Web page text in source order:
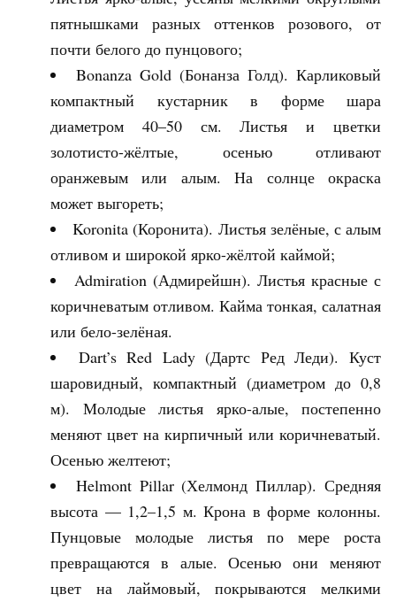
пятнышками разных оттенков розового, от
почти белого до пунцового;
Bonanza Gold (Бонанза Голд). Карликовый
компактный кустарник в форме шара
диаметром 40–50 см. Листья и цветки
золотисто-жёлтые, осенью отливают
оранжевым или алым. На солнце окраска
может выгореть;
Koronita (Коронита). Листья зелёные, с алым
отливом и широкой ярко-жёлтой каймой;
Admiration (Адмирейшн). Листья красные с
коричневатым отливом. Кайма тонкая, салатная
или бело-зелёная.
Dart’s Red Lady (Дартс Ред Леди). Куст
шаровидный, компактный (диаметром до 0,8
м). Молодые листья ярко-алые, постепенно
меняют цвет на кирпичный или коричневатый.
Осенью желтеют;
Helmont Pillar (Хелмонд Пиллар). Средняя
высота — 1,2–1,5 м. Крона в форме колонны.
Пунцовые молодые листья по мере роста
превращаются в алые. Осенью они меняют
цвет на лаймовый, покрываются мелкими